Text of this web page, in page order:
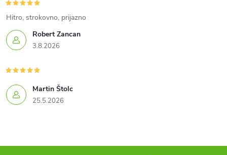
v
k
y
v
ý
Robert Zancan
3.8.2026
Hitro, strokovno, prijazno
Martin Štolc
25.5.2026